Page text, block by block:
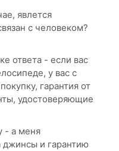
явлется
с человеком?
ответа - если вас
у вас с
гарантия от
удостоверяющие
- а меня
джинсы и гарантию